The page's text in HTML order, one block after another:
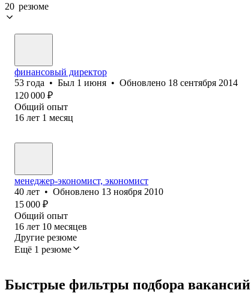
20 резюме
финансовый директор
53 года • Был 1 июня • Обновлено 18 сентября 2014
120 000 ₽
Общий опыт
16 лет 1 месяц
менеджер-экономист, экономист
40 лет • Обновлено 13 ноября 2010
15 000 ₽
Общий опыт
16 лет 10 месяцев
Другие резюме
Ещё 1 резюме
Быстрые фильтры подбора вакансий